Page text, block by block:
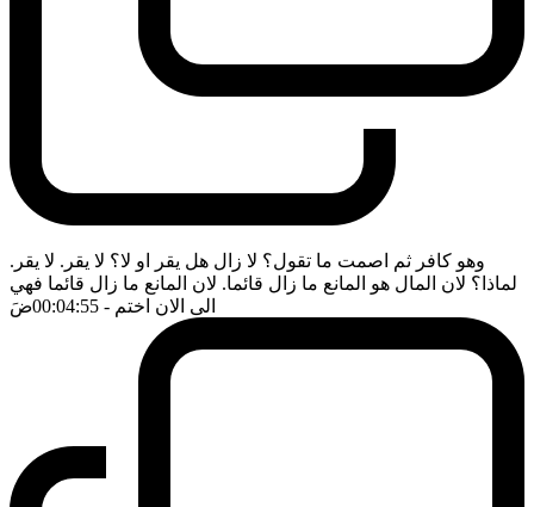
وهو كافر ثم اصمت ما تقول؟ لا زال هل يقر او لا؟ لا يقر. لا يقر.
لماذا؟ لان المال هو المانع ما زال قائما. لان المانع ما زال قائما فهي
الى الان اختم - 00:04:55 ضَ